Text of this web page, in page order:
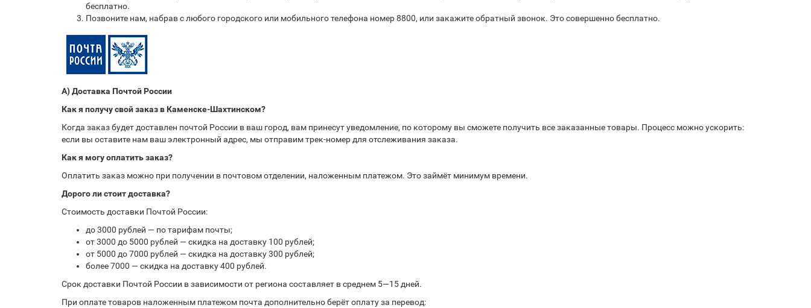
бесплатно.
Позвоните нам, набрав с любого городского или мобильного телефона номер 8800, или закажите обратный звонок. Это совершенно бесплатно.
А) Доставка Почтой России
Как я получу свой заказ в Каменске-Шахтинском?
Когда заказ будет доставлен почтой России в ваш город, вам принесут уведомление, по которому вы сможете получить все заказанные товары. Процесс можно ускорить:
если вы оставите нам ваш электронный адрес, мы отправим трек-номер для отслеживания заказа.
Как я могу оплатить заказ?
Оплатить заказ можно при получении в почтовом отделении, наложенным платежом. Это займёт минимум времени.
Дорого ли стоит доставка?
Стоимость доставки Почтой России:
до 3000 рублей — по тарифам почты;
от 3000 до 5000 рублей — скидка на доставку 100 рублей;
от 5000 до 7000 рублей — скидка на доставку 300 рублей;
более 7000 — скидка на доставку 400 рублей.
Срок доставки Почтой России в зависимости от региона составляет в среднем 5—15 дней.
При оплате товаров наложенным платежом почта дополнительно берёт оплату за перевод: